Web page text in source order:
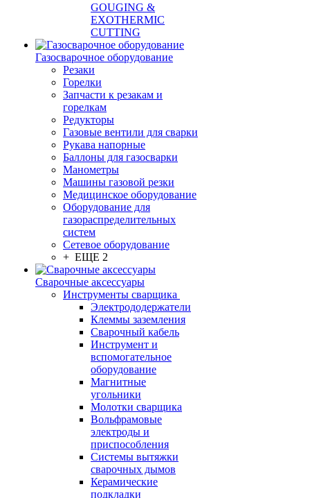
GOUGING &
EXOTHERMIC
CUTTING
Газосварочное оборудование
Резаки
Горелки
Запчасти к резакам и
горелкам
Редукторы
Газовые вентили для сварки
Рукава напорные
Баллоны для газосварки
Манометры
Машины газовой резки
Медицинское оборудование
Оборудование для
газораспределительных
систем
Сетевое оборудование
+ ЕЩЕ 2
Сварочные аксессуары
Инструменты сварщика
Электрододержатели
Клеммы заземления
Сварочный кабель
Инструмент и
вспомогательное
оборудование
Магнитные
угольники
Молотки сварщика
Вольфрамовые
электроды и
приспособления
Системы вытяжки
сварочных дымов
Керамические
подкладки